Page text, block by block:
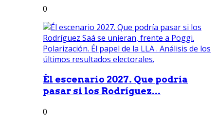
0
Él escenario 2027. Que podría
pasar si los Rodríguez...
0